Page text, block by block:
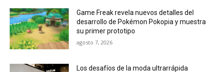
Game Freak revela nuevos detalles del
desarrollo de Pokémon Pokopia y muestra
su primer prototipo
agosto 7, 2026
Los desafíos de la moda ultrarrápida